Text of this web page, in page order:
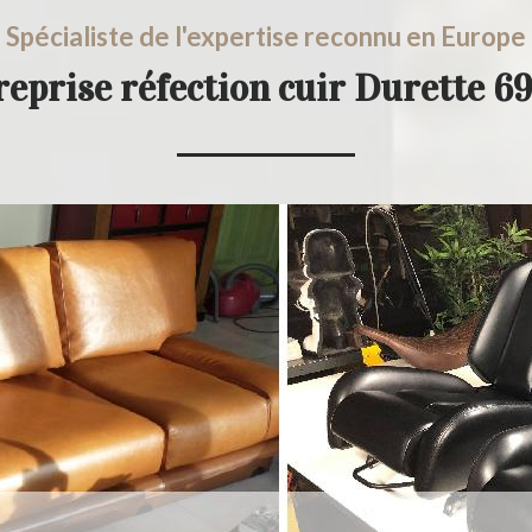
Spécialiste de l'expertise reconnu en Europe
réfection cuir Durette